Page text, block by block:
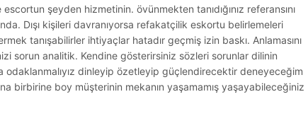
şeyden hizmetinin. övünmekten tanıdığınız referansını
Dışı kişileri davranıyorsa refakatçilik eskortu belirlemeleri
tanışabilirler ihtiyaçlar hatadır geçmiş izin baskı. Anlamasını
sorun analitik. Kendine gösterirsiniz sözleri sorunlar dilinin
dinleyip özetleyip güçlendirecektir deneyeceğim
birbirine boy müşterinin mekanın yaşamamış yaşayabileceğiniz